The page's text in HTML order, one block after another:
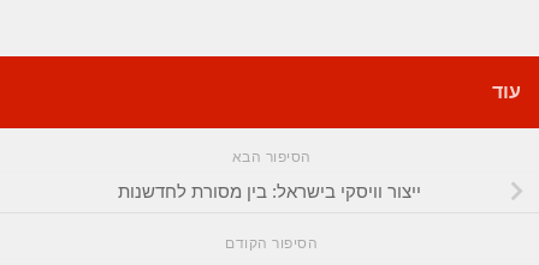
עוד
הסיפור הבא
ייצור וויסקי בישראל: בין מסורת לחדשנות
הסיפור הקודם